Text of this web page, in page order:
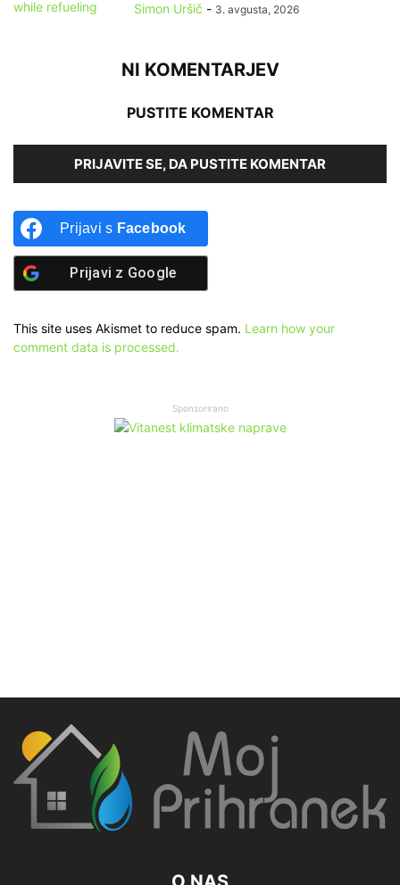
Simon Uršič - 3. avgusta, 2026
NI KOMENTARJEV
PUSTITE KOMENTAR
PRIJAVITE SE, DA PUSTITE KOMENTAR
Prijavi s Facebook
Prijavi z Google
This site uses Akismet to reduce spam. Learn how your
comment data is processed.
Sponzorirano